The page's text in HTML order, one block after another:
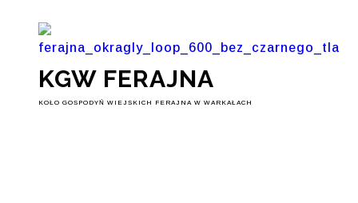
KGW FERAJNA
KOŁO GOSPODYŃ WIEJSKICH FERAJNA W WARKAŁACH